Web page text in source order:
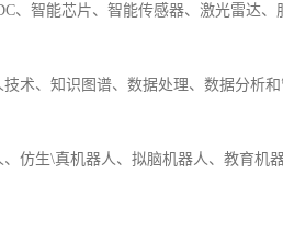
、智能芯片、智能传感器、激光雷达、
术、知识图谱、数据处理、数据分析和
仿生\真机器人、拟脑机器人、教育